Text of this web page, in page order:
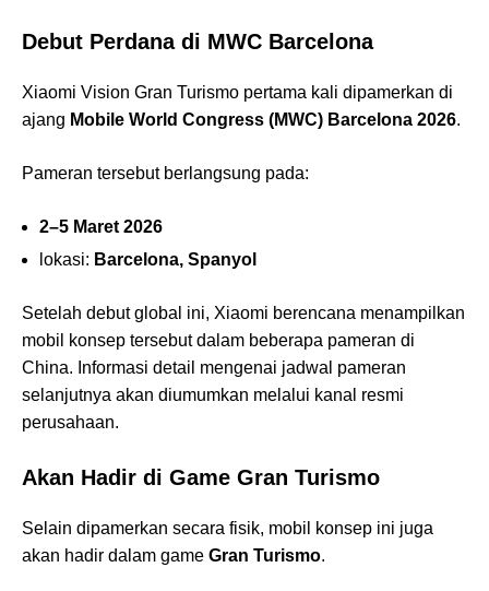
Debut Perdana di MWC Barcelona
Xiaomi Vision Gran Turismo pertama kali dipamerkan di
ajang Mobile World Congress (MWC) Barcelona 2026.
Pameran tersebut berlangsung pada:
2–5 Maret 2026
lokasi: Barcelona, Spanyol
Setelah debut global ini, Xiaomi berencana menampilkan
mobil konsep tersebut dalam beberapa pameran di
China. Informasi detail mengenai jadwal pameran
selanjutnya akan diumumkan melalui kanal resmi
perusahaan.
Akan Hadir di Game Gran Turismo
Selain dipamerkan secara fisik, mobil konsep ini juga
akan hadir dalam game Gran Turismo.